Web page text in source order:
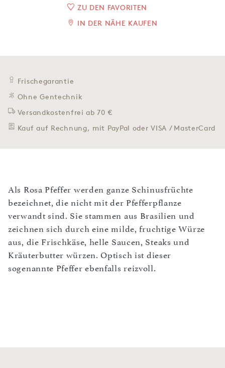
ZU DEN FAVORITEN
IN DER NÄHE KAUFEN
Frischegarantie
Ohne Gentechnik
Versandkostenfrei ab 70 €
Kauf auf Rechnung, mit PayPal oder VISA / MasterCard
Als Rosa Pfeffer werden ganze Schinusfrüchte
bezeichnet, die nicht mit der Pfefferpflanze
verwandt sind. Sie stammen aus Brasilien und
zeichnen sich durch eine milde, fruchtige Würze
aus, die Frischkäse, helle Saucen, Steaks und
Kräuterbutter würzen. Optisch ist dieser
sogenannte Pfeffer ebenfalls reizvoll.